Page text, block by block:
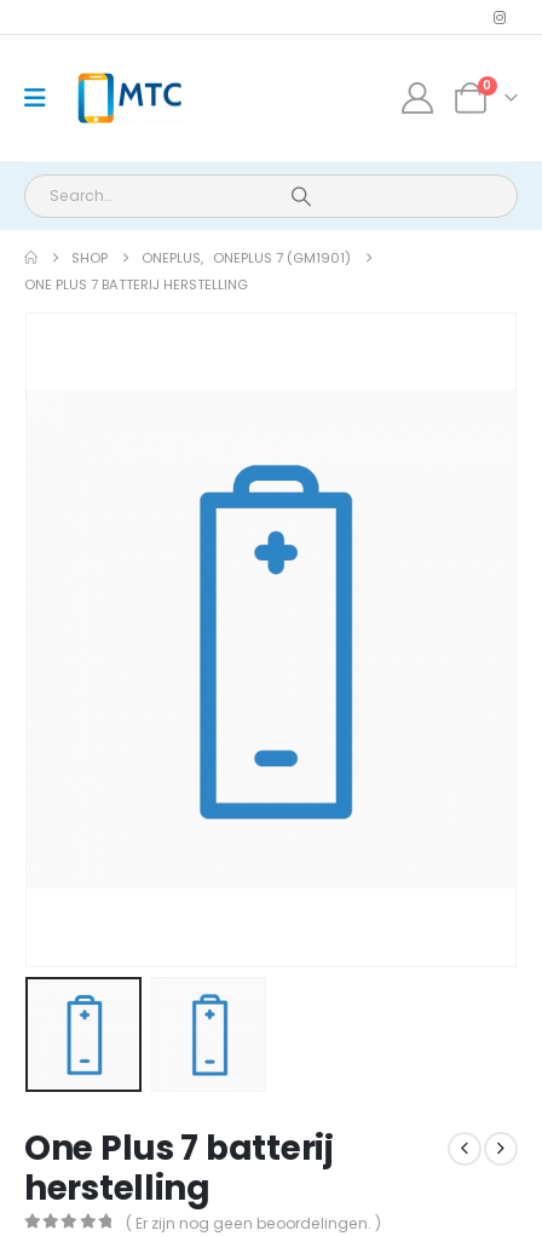
0
SHOP ONEPLUS, ONEPLUS 7 (GM1901)
ONE PLUS 7 BATTERIJ HERSTELLING
One Plus 7 batterij
herstelling
( Er zijn nog geen beoordelingen. )